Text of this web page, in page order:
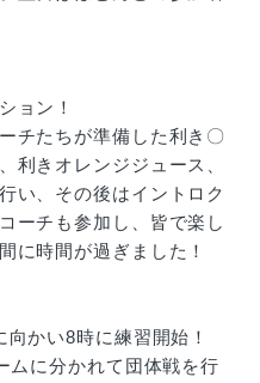
ョン！
チたちが準備した利き〇
利きオレンジジュース、
い、その後はイントロク
ーチも参加し、皆で楽し
に時間が過ぎました！
かい8時に練習開始！
ムに分かれて団体戦を行